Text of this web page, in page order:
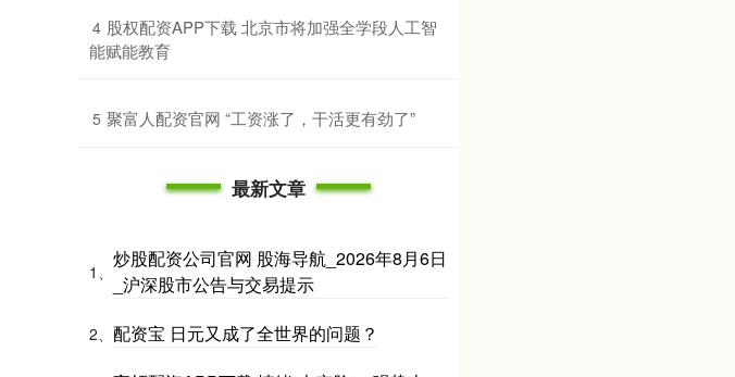
4 ​股权配资APP下载 北京市将加强全学段人工智
能赋能教育
5 ​聚富人配资官网 “工资涨了，干活更有劲了”
最新文章
1、
炒股配资公司官网 股海导航_2026年8月6日
_沪深股市公告与交易提示
2、 配资宝 日元又成了全世界的问题？